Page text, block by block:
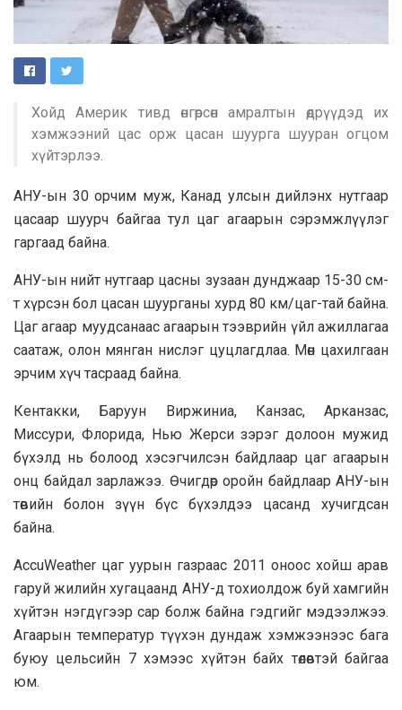
Хойд Америк тивд өнгөрсөн амралтын өдрүүдэд их
хэмжээний цас орж цасан шуурга шууран огцом
хүйтэрлээ.
АНУ-ын 30 орчим муж, Канад улсын дийлэнх нутгаар
цасаар шуурч байгаа тул цаг агаарын сэрэмжлүүлэг
гаргаад байна.
АНУ-ын нийт нутгаар цасны зузаан дунджаар 15-30 см-
т хүрсэн бол цасан шуурганы хурд 80 км/цаг-тай байна.
Цаг агаар муудсанаас агаарын тээврийн үйл ажиллагаа
саатаж, олон мянган нислэг цуцлагдлаа. Мөн цахилгаан
эрчим хүч тасраад байна.
Кентакки, Баруун Виржиниа, Канзас, Арканзас,
Миссури, Флорида, Нью Жерси зэрэг долоон мужид
бүхэлд нь болоод хэсэгчилсэн байдлаар цаг агаарын
онц байдал зарлажээ. Өчигдөр оройн байдлаар АНУ-ын
төвийн болон зүүн бүс бүхэлдээ цасанд хучигдсан
байна.
AccuWeather цаг уурын газраас 2011 оноос хойш арав
гаруй жилийн хугацаанд АНУ-д тохиолдож буй хамгийн
хүйтэн нэгдүгээр сар болж байна гэдгийг мэдээлжээ.
Агаарын температур түүхэн дундаж хэмжээнээс бага
буюу цельсийн 7 хэмээс хүйтэн байх төлөвтэй байгаа
юм.